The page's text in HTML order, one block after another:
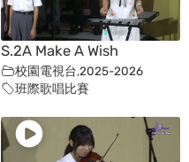
S.2A Make A Wish
校園電視台,2025-2026
班際歌唱比賽